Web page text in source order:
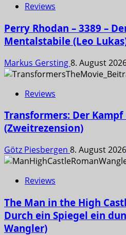
Reviews
Perry Rhodan – 3389 –
Mentalstabile (Leo
Markus Gersting8. August
Reviews
Transformers: Der
(Zweitrezension)
Götz Piesbergen 8. August 2026
Reviews
The Man in the High
Durch ein Spiegel ein
Wangler)